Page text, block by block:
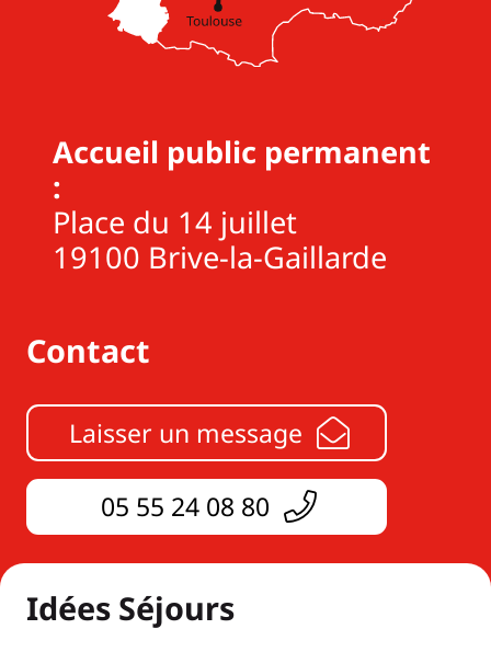
Accueil public permanent
:
Place du 14 juillet
19100 Brive-la-Gaillarde
Contact
Laisser un message
05 55 24 08 80
Idées Séjours